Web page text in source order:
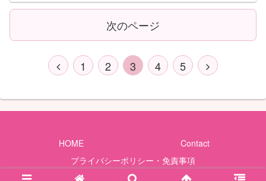
次のページ
1 2 3 4 5
HOME
Contact
プライバシーポリシー・免責事項